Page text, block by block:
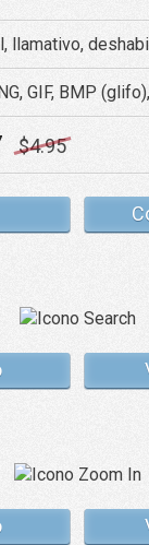
llamativo,
GIF, BMP
$4.95